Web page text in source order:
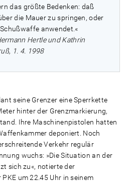
das größte Bedenken: daß
die Mauer zu springen, oder
anwendet.«
Hertle und Kathrin
1. 4. 1998
seine Grenzer eine Sperrkette
hinter der Grenzmarkierung,
Ihre Maschinenpistolen hatten
deponiert. Noch
Verkehr regulär
wuchs: »Die Situation an der
sich zu«, notierte der
um 22.45 Uhr in seinem